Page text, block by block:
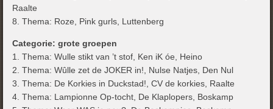
Raalte
8. Thema: Roze, Pink gurls, Luttenberg
Categorie: grote groepen
1. Thema: Wulle stikt van ’t stof, Ken iK óe, Heino
2. Thema: Wûlle zet de JOKER in!, Nulse Natjes, Den Nul
3. Thema: De Korkies in Duckstad!, CV de korkies, Raalte
4. Thema: Lampionne Op-tocht, De Klaplopers, Boskamp